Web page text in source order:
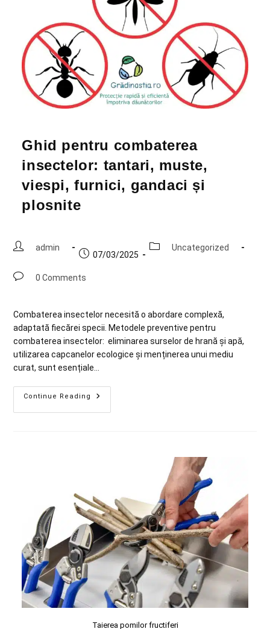
Ghid pentru combaterea
insectelor: tantari, muste,
viespi, furnici, gandaci și
plosnite
admin
07/03/2025
Uncategorized
0 Comments
Combaterea insectelor necesită o abordare complexă,
adaptată fiecărei specii. Metodele preventive pentru
combaterea insectelor: eliminarea surselor de hrană și apă,
utilizarea capcanelor ecologice și menținerea unui mediu
curat, sunt esențiale…
Continue Reading
Taierea pomilor fructiferi